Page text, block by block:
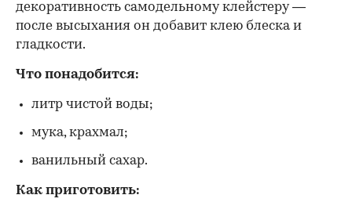
декоративность самодельному клейстеру —
после высыхания он добавит клею блеска и
гладкости.
Что понадобится:
литр чистой воды;
мука, крахмал;
ванильный сахар.
Как приготовить: